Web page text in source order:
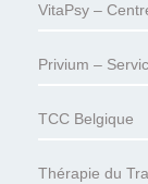
VitaPsy –
Privium –
TCC Belgique
Thérapie du